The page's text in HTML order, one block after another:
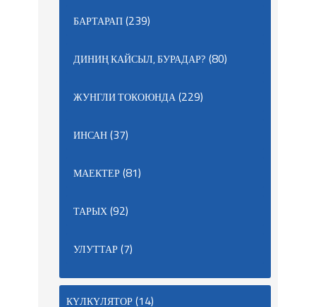
БАРТАРАП(239)
ДИНИҢ КАЙСЫЛ, БУРАДАР? (80)
ЖУНГЛИ ТОКОЮНДА(229)
ИНСАН(37)
МАЕКТЕР(81)
ТАРЫХ(92)
УЛУТТАР(7)
КҮЛКҮЛЯТОР(14)